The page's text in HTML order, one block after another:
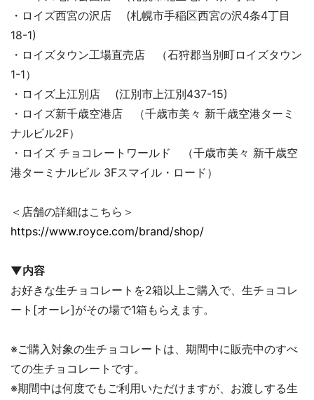
・ロイズ西宮の沢店 (札幌市手稲区西宮の沢4条4丁目
18-1)
・ロイズタウン工場直売店 （石狩郡当別町ロイズタウン
1-1）
・ロイズ上江別店 (江別市上江別437-15)
・ロイズ新千歳空港店 （千歳市美々 新千歳空港ターミ
ナルビル2F）
・ロイズ チョコレートワールド （千歳市美々 新千歳空
港ターミナルビル 3Fスマイル・ロード）
＜店舗の詳細はこちら＞
https://www.royce.com/brand/shop/
▼内容
お好きな生チョコレートを2箱以上ご購入で、生チョコレ
ート[オーレ]がその場で1箱もらえます。
※ご購入対象の生チョコレートは、期間中に販売中のすべ
ての生チョコレートです。
※期間中は何度でもご利用いただけますが、お渡しする生